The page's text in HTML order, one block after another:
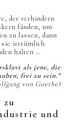
der verhindern
fänden, um
zu lassen, dann
sie irrtümlich
halten …
als jene, die
frei zu sein.”
von Goethe)
und